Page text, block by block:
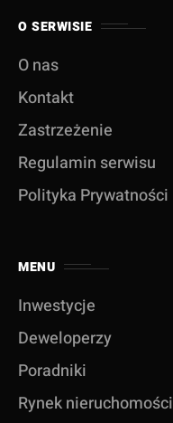
O SERWISIE
O nas
Kontakt
Zastrzeżenie
Regulamin serwisu
Polityka Prywatności
MENU
Inwestycje
Deweloperzy
Poradniki
Rynek nieruchomości